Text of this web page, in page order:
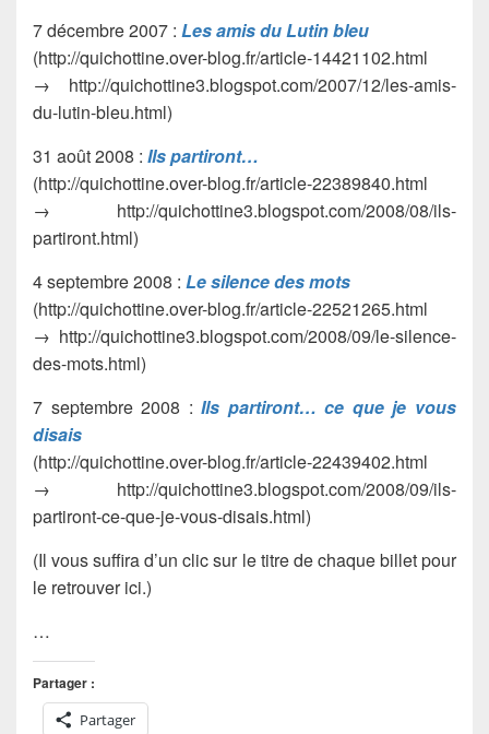
7 décembre 2007 : Les amis du Lutin bleu
(http://quichottine.over-blog.fr/article-14421102.html
→ http://quichottine3.blogspot.com/2007/12/les-amis-
du-lutin-bleu.html)
31 août 2008 : Ils partiront…
(http://quichottine.over-blog.fr/article-22389840.html
→ http://quichottine3.blogspot.com/2008/08/ils-
partiront.html)
4 septembre 2008 : Le silence des mots
(http://quichottine.over-blog.fr/article-22521265.html
→ http://quichottine3.blogspot.com/2008/09/le-silence-
des-mots.html)
7 septembre 2008 :Ils partiront… ce que je vous
disais
(http://quichottine.over-blog.fr/article-22439402.html
→ http://quichottine3.blogspot.com/2008/09/ils-
partiront-ce-que-je-vous-disais.html)
(Il vous suffira d’un clic sur le titre de chaque billet pour
le retrouver ici.)
…
Partager :
Partager